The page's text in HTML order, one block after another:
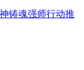
铸魂强师行动推